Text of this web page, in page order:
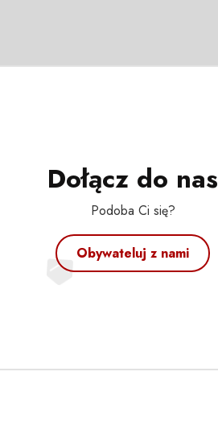
Dołącz do nas
Podoba Ci się?
Obywateluj z nami